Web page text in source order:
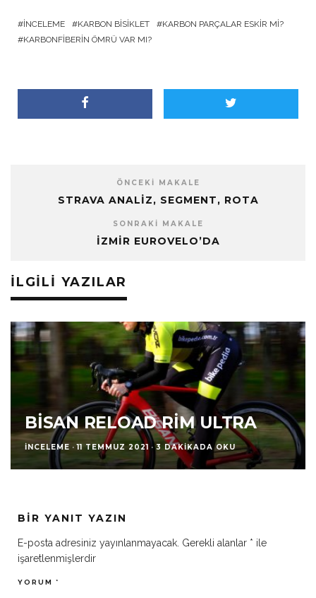
İNCELEME KARBON BISIKLET
KARBON PARÇALAR ESKIR MI?
KARBONFIBERIN ÖMRÜ VAR MI?
ÖNCEKI MAKALE
STRAVA ANALIZ, SEGMENT, ROTA
SONRAKI MAKALE
İZMIR EUROVELO’DA
İLGILI YAZILAR
BISAN RELOAD RIM ULTRA
İNCELEME · 11 TEMMUZ 2021 · 3 DAKIKADA OKU
BIR YANIT YAZIN
E-posta adresiniz yayınlanmayacak. Gerekli alanlar * ile
işaretlenmişlerdir
YORUM *